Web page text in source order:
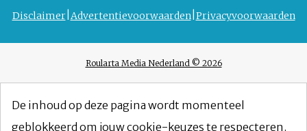
Disclaimer Advertentievoorwaarden Privacyvoorwaarden
Roularta Media Nederland © 2026
De inhoud op deze pagina wordt momenteel
geblokkeerd om jouw cookie-keuzes te respecteren.